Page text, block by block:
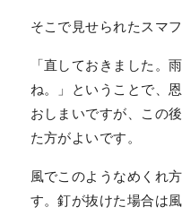
そこで見せられたスマ
「直しておきました。
ね。」ということで、
おしまいですが、この
た方がよいです。
風でこのようなめくれ
す。釘が抜けた場合は